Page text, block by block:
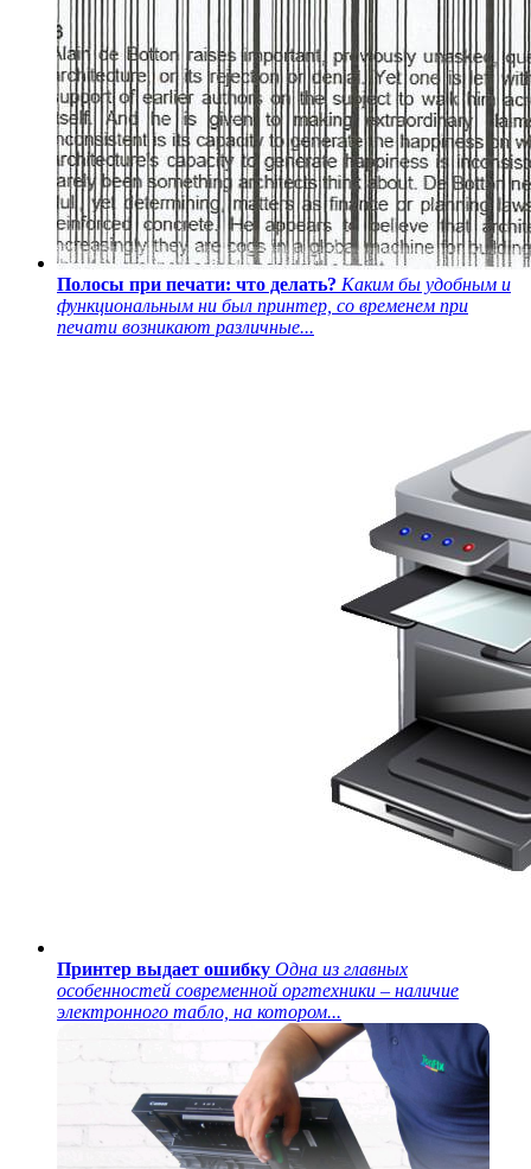
Полосы при печати: что делать? Каким бы удобным и
функциональным ни был принтер, со временем при
печати возникают различные...
Принтер выдает ошибку Одна из главных
особенностей современной оргтехники – наличие
электронного табло, на котором...